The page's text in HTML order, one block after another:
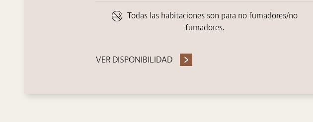
Todas las habitaciones son para no fumadores/no
fumadores.
VER DISPONIBILIDAD